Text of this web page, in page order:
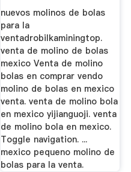
nuevos molinos de bolas
para la
ventadrobilkaminingtop.
venta de molino de bolas
mexico Venta de molino
bolas en comprar vendo
molino de bolas en mexico
venta. venta de molino bola
en mexico yijianguoji. venta
de molino bola en mexico.
Toggle navigation. ...
mexico pequeno molino de
bolas para la venta.